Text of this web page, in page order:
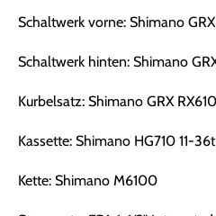
Schaltwerk vorne: Shimano
Schaltwerk hinten: Shimano
Kurbelsatz: Shimano GRX
Kassette: Shimano HG710 11-
Kette: Shimano M6100